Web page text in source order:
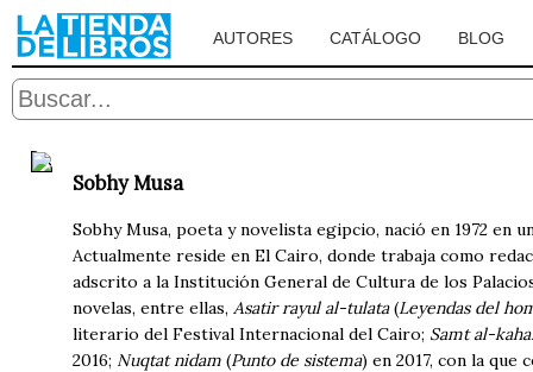
AUTORES CATÁLOGO BLOG
Sobhy Musa
Sobhy Musa, poeta y novelista egipcio, nació en 1972 en
Actualmente reside en El Cairo, donde trabaja como
adscrito a la Institución General de Cultura de los
novelas, entre ellas, Asatir rayul al-tulata(Leyendas del
literario del Festival Internacional del Cairo; Samt al-
2016; Nuqtat nidam (Punto de sistema) en 2017, con la